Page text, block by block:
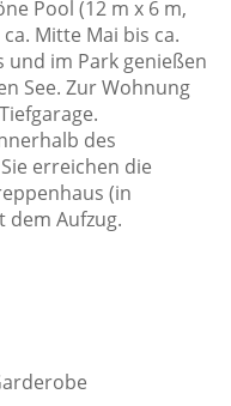
Pool (12 m x 6 m,
Mitte Mai bis ca.
und im Park genießen
See. Zur Wohnung
des
erreichen die
(in
Aufzug.